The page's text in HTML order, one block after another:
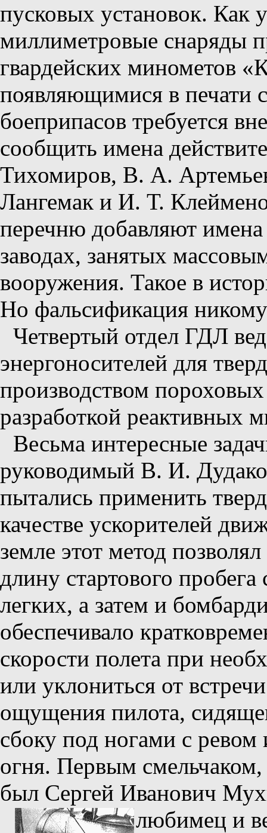
пусковых установок. Как
миллиметровые снаряды
гвардейских минометов
появляющимися в печати
боеприпасов требуется
сообщить имена
Тихомиров, В. А.
Лангемак и И. Т.
перечню добавляют
заводах, занятых
вооружения. Такое в
Но фальсификация никому
Четвертый отдел ГДЛ
энергоносителей для
производством
разработкой реактивных
Весьма интересные
руководимый В. И.
пытались применить
качестве ускорителей
земле этот метод
длину стартового
легких, а затем и
обеспечивало
скорости полета при
или уклониться от
ощущения пилота,
сбоку под ногами с ревом
огня. Первым
был Сергей Иванович
любимец и